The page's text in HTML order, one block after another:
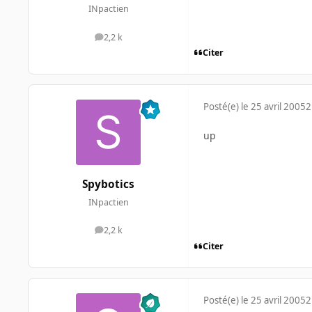
INpactien
2,2 k
messages
Citer
Spybotics
INpactien
2,2 k
messages
Posté(e) le 25 avril 2005
up
Citer
Posté(e) le 25 avril 2005